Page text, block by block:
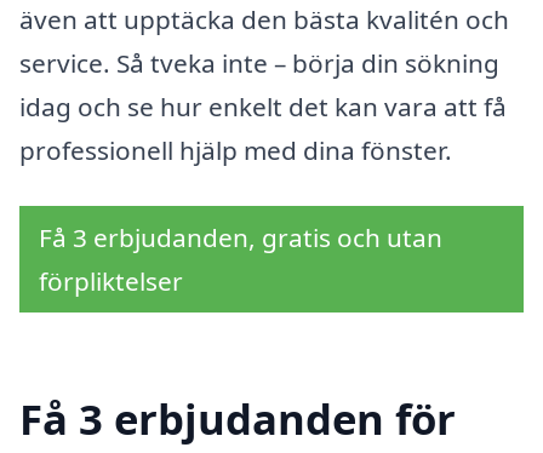
även att upptäcka den bästa kvalitén och
service. Så tveka inte – börja din sökning
idag och se hur enkelt det kan vara att få
professionell hjälp med dina fönster.
Få 3 erbjudanden, gratis och utan
förpliktelser
Få 3 erbjudanden för